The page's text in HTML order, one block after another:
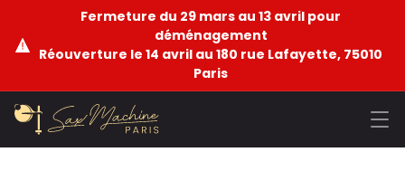
Fermeture du 29 mars au 13 avril pour
déménagement
Réouverture le 14 avril au 180 rue Lafayette, 75010
Paris